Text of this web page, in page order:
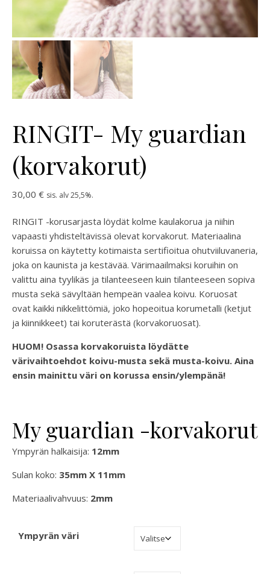
RINGIT- My guardian
(korvakorut)
30,00 € sis. alv 25,5%.
RINGIT -korusarjasta löydät kolme kaulakorua ja niihin
vapaasti yhdisteltävissä olevat korvakorut. Materiaalina
koruissa on käytetty kotimaista sertifioitua ohutviiluvaneria,
joka on kaunista ja kestävää. Värimaailmaksi koruihin on
valittu aina tyylikäs ja tilanteeseen kuin tilanteeseen sopiva
musta sekä sävyltään hempeän vaalea koivu. Koruosat
ovat kaikki nikkelittömiä, joko hopeoitua korumetalli (ketjut
ja kiinnikkeet) tai koruterästä (korvakoruosat).
HUOM! Osassa korvakoruista löydätte
värivaihtoehdot koivu-musta sekä musta-koivu. Aina
ensin mainittu väri on korussa ensin/ylempänä!
My guardian -korvakorut
Ympyrän halkaisija: 12mm
Sulan koko: 35mm X 11mm
Materiaalivahvuus: 2mm
Ympyrän väri